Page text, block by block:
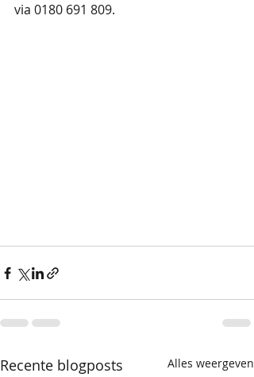
via 0180 691 809.
Recente blogposts Alles weergeven